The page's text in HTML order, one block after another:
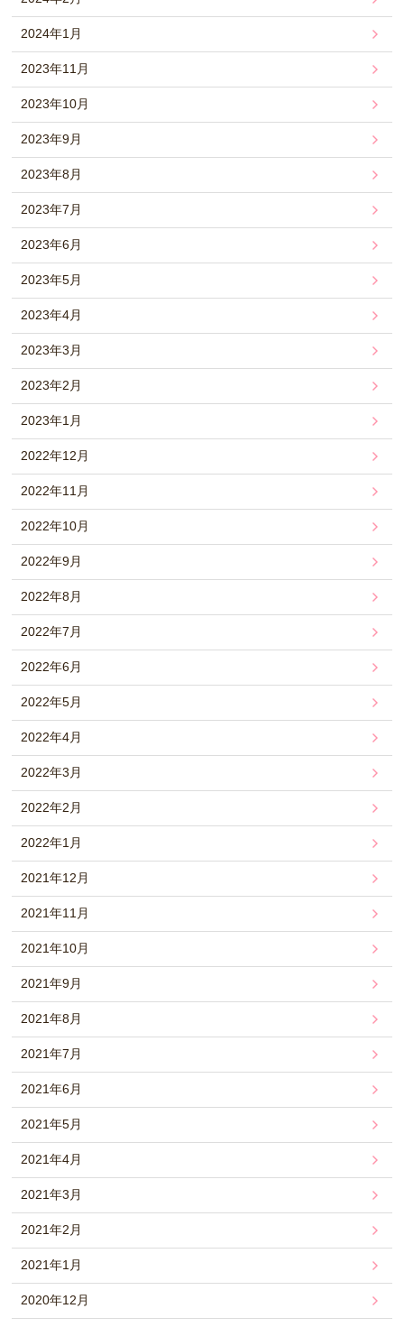
2024年1月
2023年11月
2023年10月
2023年9月
2023年8月
2023年7月
2023年6月
2023年5月
2023年4月
2023年3月
2023年2月
2023年1月
2022年12月
2022年11月
2022年10月
2022年9月
2022年8月
2022年7月
2022年6月
2022年5月
2022年4月
2022年3月
2022年2月
2022年1月
2021年12月
2021年11月
2021年10月
2021年9月
2021年8月
2021年7月
2021年6月
2021年5月
2021年4月
2021年3月
2021年2月
2021年1月
2020年12月